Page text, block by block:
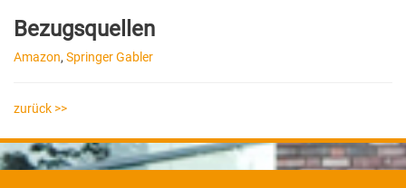
Bezugsquellen
Amazon, Springer Gabler
zurück >>